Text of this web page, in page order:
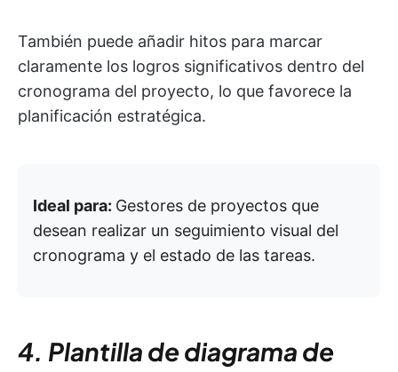
También puede añadir hitos para marcar
claramente los logros significativos dentro del
cronograma del proyecto, lo que favorece la
planificación estratégica.
Ideal para: Gestores de proyectos que
desean realizar un seguimiento visual del
cronograma y el estado de las tareas.
4. Plantilla de diagrama de